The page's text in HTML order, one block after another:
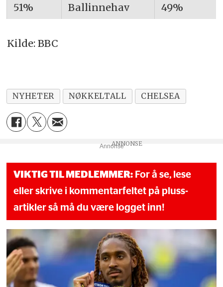
51%
Ballinnehav 49%
Kilde: BBC
NYHETER NØKKELTALL CHELSEA
Annonse
VIKTIG TIL MEDLEMMER: For å se, lese
eller skrive i kommentarfeltet på pluss-
artikler så må du være logget inn!